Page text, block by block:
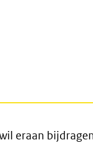
eraan